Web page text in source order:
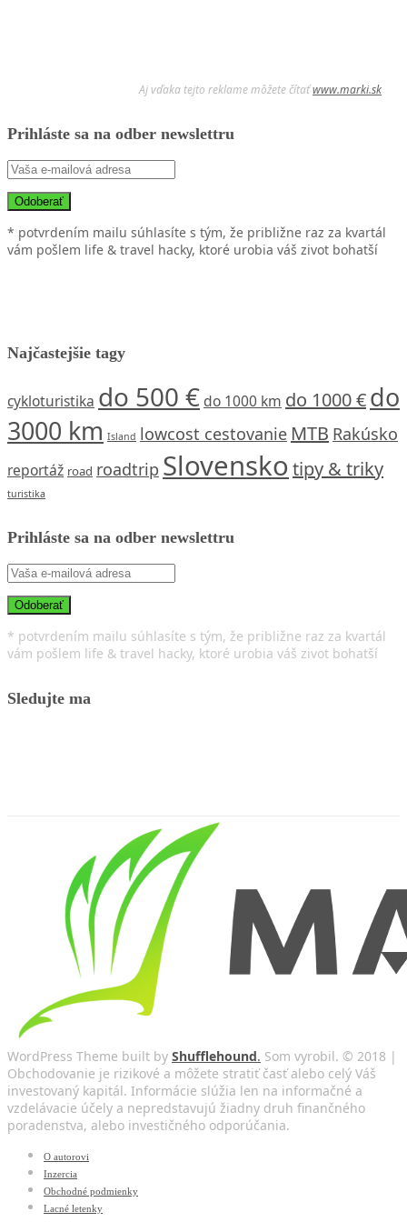
Aj vďaka tejto reklame môžete čítaťwww.marki.sk
Prihláste sa na odber newslettru
* potvrdením mailu súhlasíte s tým, že približne raz za kvartál
vám pošlem life & travel hacky, ktoré urobia váš zivot bohatší
Najčastejšie tagy
cykloturistika do 500 € do 1000 km do 1000 €do
3000 km Island lowcost cestovanie MTB Rakúsko
reportáž road roadtrip Slovensko tipy & triky
turistika
Prihláste sa na odber newslettru
* potvrdením mailu súhlasíte s tým, že približne raz za kvartál
vám pošlem life & travel hacky, ktoré urobia váš zivot bohatší
Sledujte ma
WordPress Theme built by Shufflehound. Som vyrobil. © 2018 |
Obchodovanie je rizikové a môžete stratiť časť alebo celý Váš
investovaný kapitál. Informácie slúžia len na informačné a
vzdelávacie účely a nepredstavujú žiadny druh finančného
poradenstva, alebo investičného odporúčania.
O autorovi
Inzercia
Obchodné podmienky
Lacné letenky